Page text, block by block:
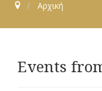
Αρχική
Events